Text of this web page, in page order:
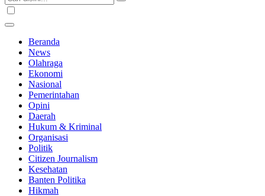
Beranda
News
Olahraga
Ekonomi
Nasional
Pemerintahan
Opini
Daerah
Hukum & Kriminal
Organisasi
Politik
Citizen Journalism
Kesehatan
Banten Politika
Hikmah